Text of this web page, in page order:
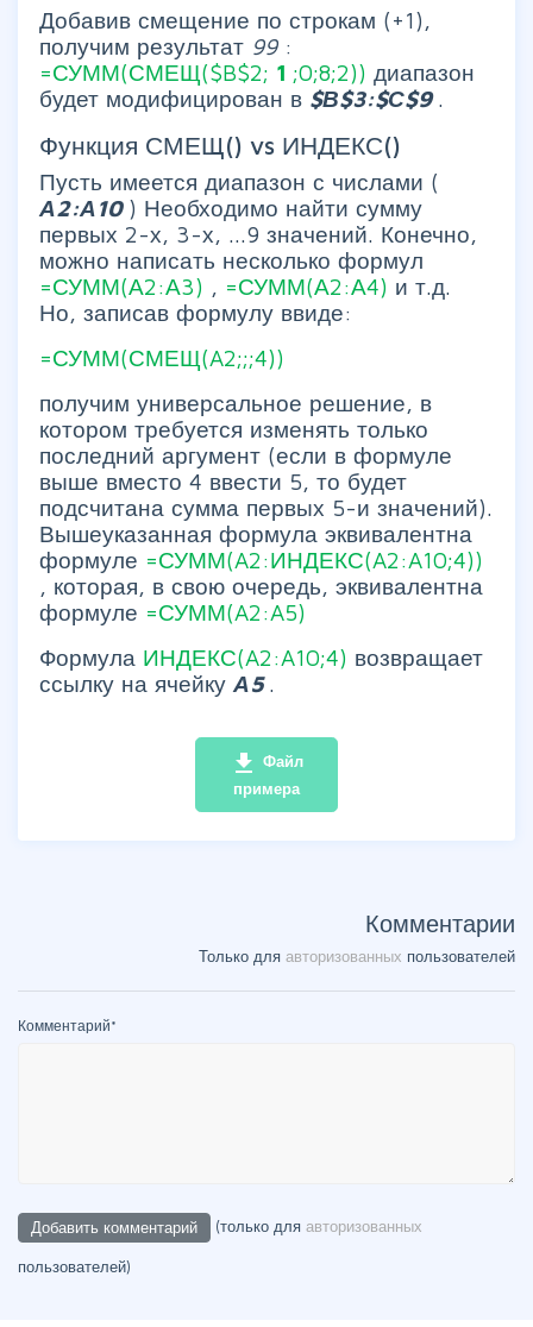
Добавив смещение по строкам (+1),
получим результат 99 :
=СУММ(СМЕЩ($B$2; 1 ;0;8;2)) диапазон
будет модифицирован в $В$3:$С$9.
Функция СМЕЩ() vs ИНДЕКС()
Пусть имеется диапазон с числами (
А2:А10 ) Необходимо найти сумму
первых 2-х, 3-х, ...9 значений. Конечно,
можно написать несколько формул
=СУММ(А2:А3) , =СУММ(А2:А4) и т.д.
Но, записав формулу ввиде:
=СУММ(СМЕЩ(A2;;;4))
получим универсальное решение, в
котором требуется изменять только
последний аргумент (если в формуле
выше вместо 4 ввести 5, то будет
подсчитана сумма первых 5-и значений).
Вышеуказанная формула эквивалентна
формуле =СУММ(A2:ИНДЕКС(A2:A10;4))
, которая, в свою очередь, эквивалентна
формуле =СУММ(A2:A5)
Формула ИНДЕКС(A2:A10;4) возвращает
ссылку на ячейку А5.
file_download Файл
примера
Комментарии
Только для авторизованных пользователей
Комментарий*
(только для авторизованных
пользователей)